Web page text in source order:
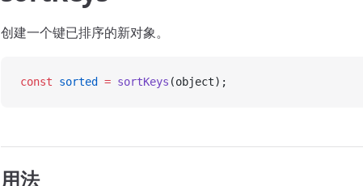
创建一个键已排序的新对象。
const sorted = sortKeys (object);
用法